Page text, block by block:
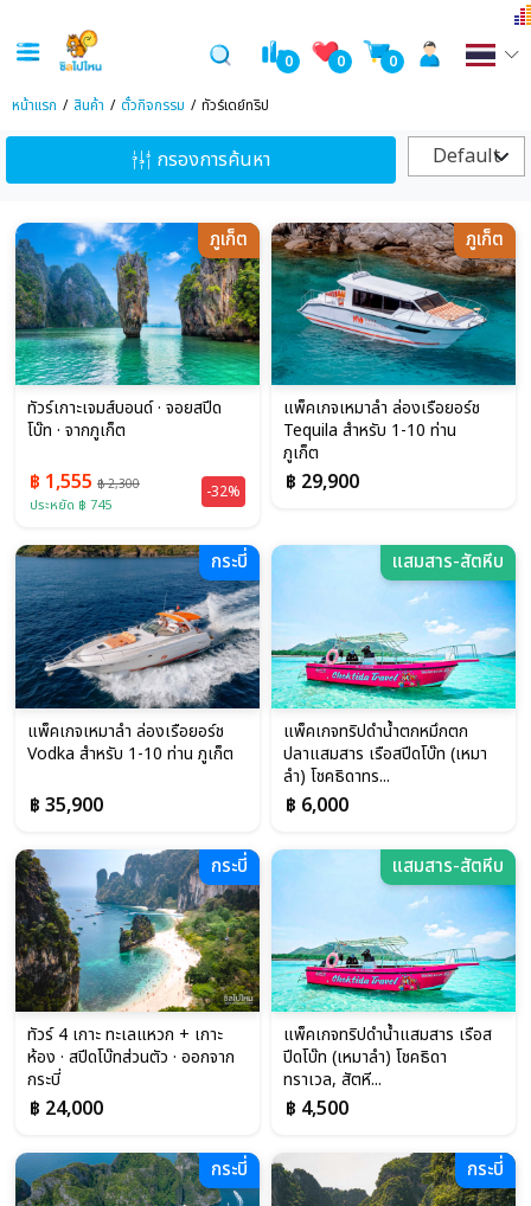
0 0 0
หน้าแรก สินค้า ตั๋วกิจกรรม ทัวร์เดย์ทริป
กรองการค้นหา Default
ภูเก็ต
ทัวร์เกาะเจมส์บอนด์ · จอยสปีด
โบ๊ท · จากภูเก็ต
฿ 1,555 ฿ 2,300
ประหยัด ฿ 745
-32%
ภูเก็ต
แพ็คเกจเหมาลำ ล่องเรือยอร์ช
Tequila สำหรับ 1-10 ท่าน
ภูเก็ต
฿ 29,900
กระบี่
แพ็คเกจเหมาลำ ล่องเรือยอร์ช
Vodka สำหรับ 1-10 ท่าน ภูเก็ต
฿ 35,900
แสมสาร-สัตหีบ
แพ็คเกจทริปดำน้ำตกหมึกตก
ปลาแสมสาร เรือสปีดโบ๊ท (เหมา
ลำ) โชคธิดาทร...
฿ 6,000
กระบี่
ทัวร์ 4 เกาะ ทะเลแหวก + เกาะ
ห้อง · สปีดโบ๊ทส่วนตัว · ออกจาก
กระบี่
฿ 24,000
แสมสาร-สัตหีบ
แพ็คเกจทริปดำน้ำแสมสาร เรือส
ปีดโบ๊ท (เหมาลำ) โชคธิดา
ทราเวล, สัตหี...
฿ 4,500
กระบี่ กระบี่